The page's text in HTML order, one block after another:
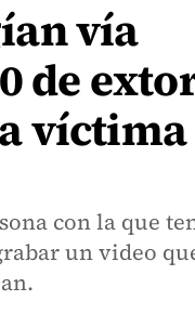
vía
de
víctima
con la que
un video